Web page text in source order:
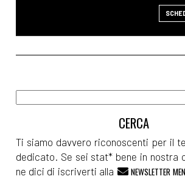
Ti siamo davvero riconoscenti per il
dedicato. Se sei stat* bene in nostra
ne dici di iscriverti alla
NEWSLETTER